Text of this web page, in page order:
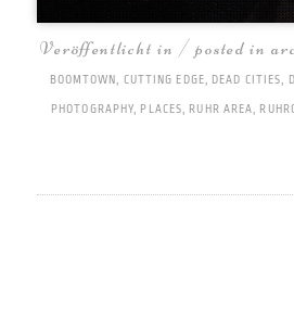
Veröffentlicht in / posted in
BOOMTOWN, CUTTING EDGE, DEAD CITIES,
PHOTOGRAPHY, PLACES, RUHR AREA,